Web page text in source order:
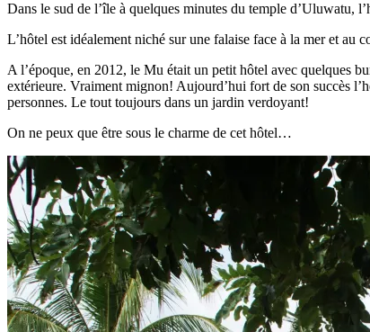
Dans le sud de l’île à quelques minutes du temple d’Uluwatu,
L’hôtel est idéalement niché sur une falaise face à la mer et
A l’époque, en 2012, le Mu était un petit hôtel avec quelques
extérieure. Vraiment mignon! Aujourd’hui fort de son succès
personnes. Le tout toujours dans un jardin verdoyant!
On ne peux que être sous le charme de cet hôtel…